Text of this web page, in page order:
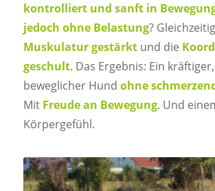
kontrolliert und sanft in
jedoch ohne Belastung?
Muskulatur gestärktund die
geschult. Das Ergebnis: Ein
beweglicher Hund ohne
Mit Freude an Bewegung. Und
Körpergefühl.